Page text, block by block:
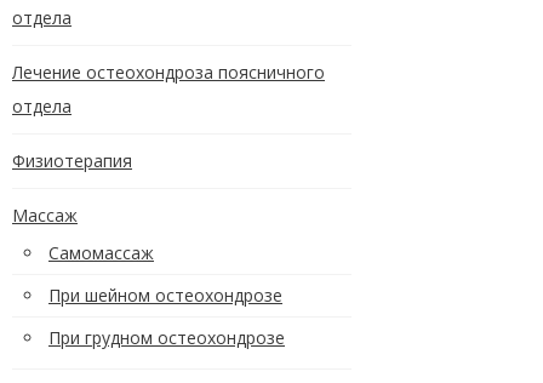
отдела
Лечение остеохондроза поясничного
отдела
Физиотерапия
Массаж
Самомассаж
При шейном остеохондрозе
При грудном остеохондрозе